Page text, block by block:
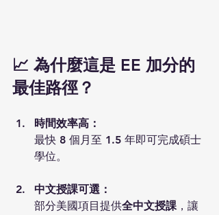
📈 為什麼這是 EE 加分的
最佳路徑？
時間效率高：
最快 8 個月至 1.5 年即可完成碩士
學位。
中文授課可選：
部分美國項目提供全中文授課，讓